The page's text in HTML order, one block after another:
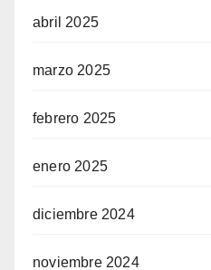
abril 2025
marzo 2025
febrero 2025
enero 2025
diciembre 2024
noviembre 2024